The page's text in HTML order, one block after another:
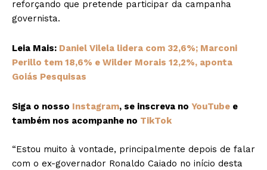
reforçando que pretende participar da campanha
governista.
Leia Mais: Daniel Vilela lidera com 32,6%; Marconi
Perillo tem 18,6% e Wilder Morais 12,2%, aponta
Goiás Pesquisas
Siga o nosso Instagram, se inscreva no YouTube e
também nos acompanhe no TikTok
“Estou muito à vontade, principalmente depois de falar
com o ex-governador Ronaldo Caiado no início desta